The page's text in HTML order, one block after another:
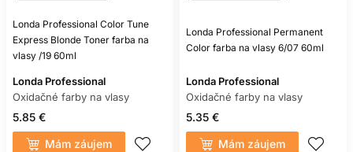
Londa Professional Color Tune
Express Blonde Toner farba na
vlasy /19 60ml
Londa Professional
Oxidačné farby na vlasy
5.85 €
Mám záujem
Londa Professional Permanent
Color farba na vlasy 6/07 60ml
Londa Professional
Oxidačné farby na vlasy
5.35 €
Mám záujem